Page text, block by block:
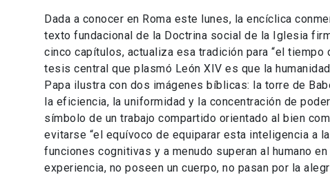
Dada a conocer en Roma este lunes, la encíclica
texto fundacional de la Doctrina social de la Iglesia
cinco capítulos, actualiza esa tradición para “el
tesis central que plasmó León XIV es que la
Papa ilustra con dos imágenes bíblicas: la torre de
la eficiencia, la uniformidad y la concentración de
símbolo de un trabajo compartido orientado al bien
evitarse “el equívoco de equiparar esta inteligencia a
funciones cognitivas y a menudo superan al humano
experiencia, no poseen un cuerpo, no pasan por la